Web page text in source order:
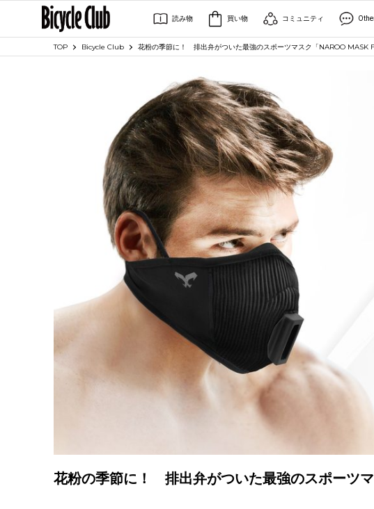
読み物 買い物 コミュニティ
TOP Bicycle Club 花粉の季節に！ 排出弁がついた最強のスポーツマスク「NAROO MASK
花粉の季節に！ 排出弁がついた最強のスポーツ